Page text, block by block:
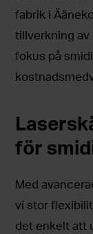
fabrik i
tillverkning av
fokus på
för
Med
vi stor
det enkelt att